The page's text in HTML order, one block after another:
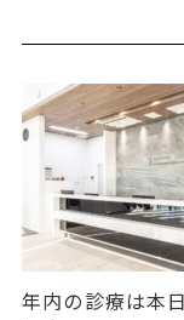
年内の診療は本